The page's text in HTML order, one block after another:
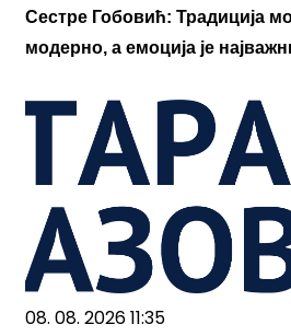
Сестре Гобовић: Традиција
модерно, а емоција је
08. 08. 2026 11:35